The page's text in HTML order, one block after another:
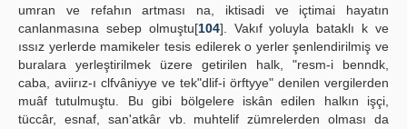
umran ve refahın artması na, iktisadi ve içtimai hayatın
canlanmasına sebep olmuştu[104]. Vakıf yoluyla bataklı k ve
ıssız yerlerde mamikeler tesis edilerek o yerler şenlendirilmiş ve
buralara yerleştirilmek üzere getirilen halk, "resm-i benndk,
caba, aviirız-ı clfvâniyye ve tek"dlif-i örftyye" denilen vergilerden
muâf tutulmuştu. Bu gibi bölgelere iskân edilen halkın işçi,
tüccâr, esnaf, san'atkâr vb. muhtelif zümrelerden olması da